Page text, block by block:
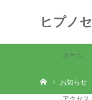
ヒプノ
ホーム
お知らせ